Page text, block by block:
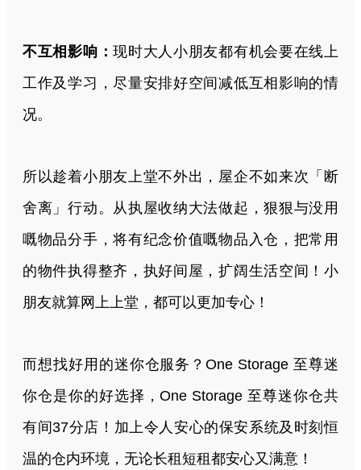
不互相影响：现时大人小朋友都有机会要在线上
工作及学习，尽量安排好空间减低互相影响的情
况。
所以趁着小朋友上堂不外出，屋企不如来次「断
舍离」行动。从执屋收纳大法做起，狠狠与没用
嘅物品分手，将有纪念价值嘅物品入仓，把常用
的物件执得整齐，执好间屋，扩阔生活空间！小
朋友就算网上上堂，都可以更加专心！
而想找好用的迷你仓服务？One Storage 至尊迷
你仓是你的好选择，One Storage 至尊迷你仓共
有间37分店！加上令人安心的保安系统及时刻恒
温的仓内环境，无论长租短租都安心又满意！